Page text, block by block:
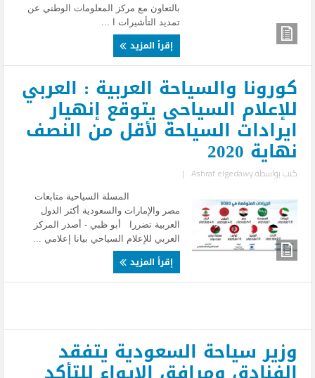
بالتعاون مع مركز المعلومات الوطني عن
تمديد التأشيرات ا ...
إقرأ المزيد
كورونا والسياحة العربية : العربي
للإعلام السياحي يتوقع إنهيار
ايرادات السياحة لأقل من النصف
نهاية 2020
كتب بواسطةAshraf elgedawy
|
المسلة السياحية متابعات
مصر والإمارات والسعودية أكثر الدول
العربية تضررا أبو ظبي - أصدر المركز
العربي للإعلام السياحي بيانا إعلامي ...
إقرأ المزيد
وزير سياحة السعودية يتفقد